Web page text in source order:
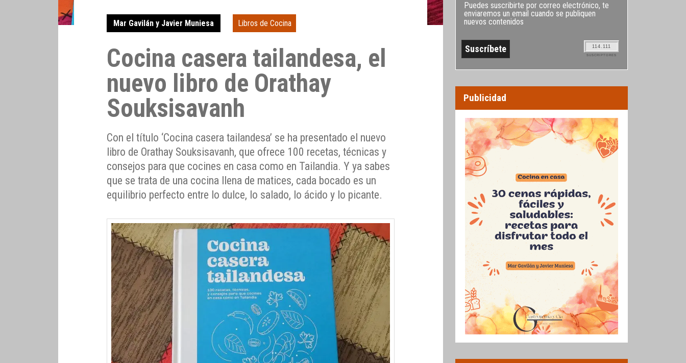
Mar Gavilán y Javier Muniesa Libros de Cocina
Cocina casera tailandesa, el
nuevo libro de Orathay
Souksisavanh
Con el título ‘Cocina casera tailandesa’ se ha presentado el nuevo
libro de Orathay Souksisavanh, que ofrece 100 recetas, técnicas y
consejos para que cocines en casa como en Tailandia. Y ya sabes
que se trata de una cocina llena de matices, cada bocado es un
equilibrio perfecto entre lo dulce, lo salado, lo ácido y lo picante.
Puedes suscribirte por correo electrónico, te
enviaremos un email cuando se publiquen
nuevos contenidos
114.111
SUSCRIPTORES
Publicidad